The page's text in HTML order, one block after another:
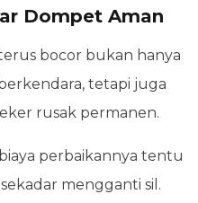
Dompet Aman
bocor bukan hanya
tetapi juga
rusak permanen.
perbaikannya tentu
mengganti sil.